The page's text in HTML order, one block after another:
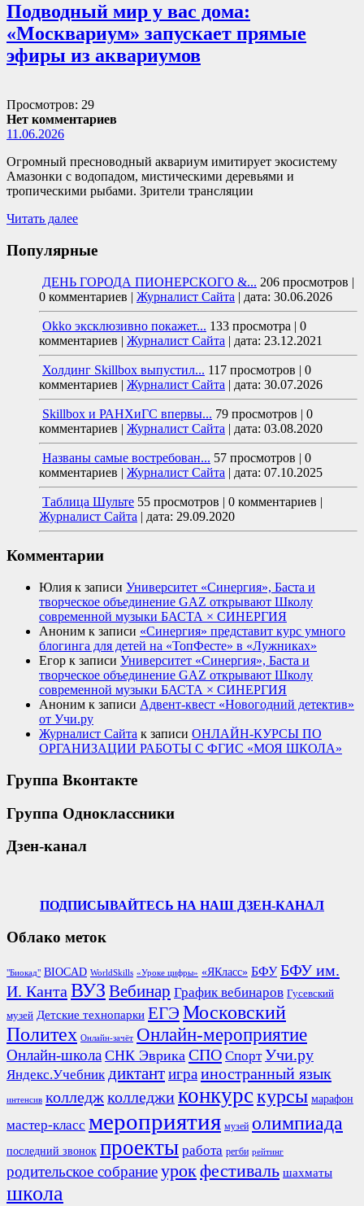
Подводный мир у вас дома:
«Москвариум» запускает прямые
эфиры из аквариумов
Просмотров: 29
Нет комментариев
11.06.2026
Огромный пресноводный аквариум имитирует экосистему
Амазонки с водопадом, мистическими деревьями и
тропическими рыбами. Зрители трансляции
Читать далее
Популярные
ДЕНЬ ГОРОДА ПИОНЕРСКОГО &... 206 просмотров |
0 комментариев | Журналист Сайта | дата: 30.06.2026
Okko эксклюзивно покажет... 133 просмотра | 0
комментариев | Журналист Сайта | дата: 23.12.2021
Холдинг Skillbox выпустил... 117 просмотров | 0
комментариев | Журналист Сайта | дата: 30.07.2026
Skillbox и РАНХиГС впервы... 79 просмотров | 0
комментариев | Журналист Сайта | дата: 03.08.2020
Названы самые востребован... 57 просмотров | 0
комментариев | Журналист Сайта | дата: 07.10.2025
Таблица Шульте 55 просмотров | 0 комментариев |
Журналист Сайта | дата: 29.09.2020
Комментарии
Юлия к записи Университет «Синергия», Баста и
творческое объединение GAZ открывают Школу
современной музыки БАСТА × СИНЕРГИЯ
Аноним к записи «Синергия» представит курс умного
блогинга для детей на «ТопФесте» в «Лужниках»
Егор к записи Университет «Синергия», Баста и
творческое объединение GAZ открывают Школу
современной музыки БАСТА × СИНЕРГИЯ
Аноним к записи Адвент-квест «Новогодний детектив»
от Учи.ру
Журналист Сайта к записи ОНЛАЙН-КУРСЫ ПО
ОРГАНИЗАЦИИ РАБОТЫ С ФГИС «МОЯ ШКОЛА»
Группа Вконтакте
Группа Одноклассники
Дзен-канал
ПОДПИСЫВАЙТЕСЬ НА НАШ ДЗЕН-КАНАЛ
Облако меток
"Биокад" BIOCAD WorldSkills «Уроке цифры» «ЯКласс» БФУ БФУ им.
И. КантаВУЗ Вебинар График вебинаров Гусевский
музей Детские технопарки ЕГЭ Московский
Политех Онлайн-зачёт Онлайн-мероприятие
Онлайн-школа СНК Эврика СПО Спорт Учи.ру
Яндекс.Учебник диктантиграиностранный язык
интенсив колледжколледжиконкурскурсы марафон
мастер-класс мероприятия музей олимпиада
последний звонок проекты работа регби рейтинг
родительское собраниеурокфестиваль шахматы
школа